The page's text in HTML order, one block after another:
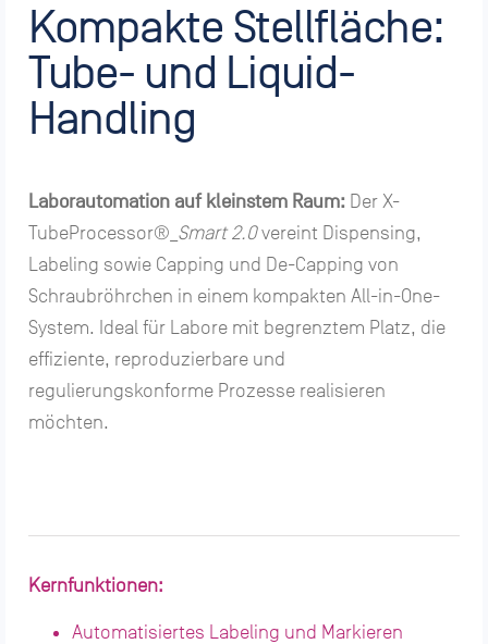
Kompakte Stellfläche:
Tube- und Liquid-
Handling
Laborautomation auf kleinstem Raum: Der X-
TubeProcessor®_ Smart 2.0vereint Dispensing,
Labeling sowie Capping und De-Capping von
Schraubröhrchen in einem kompakten All-in-One-
System. Ideal für Labore mit begrenztem Platz, die
effiziente, reproduzierbare und
regulierungskonforme Prozesse realisieren
möchten.
Kernfunktionen:
Automatisiertes Labeling und Markieren